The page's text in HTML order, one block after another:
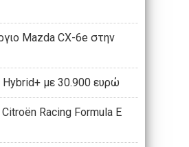
Mazda CX-6e στην
Hybrid+ με 30.900 ευρώ
Citroën Racing Formula E